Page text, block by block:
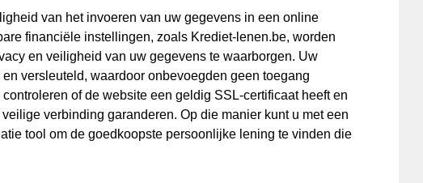
van het invoeren van uw gegevens in een online
financiële instellingen, zoals Krediet-lenen.be, worden
en veiligheid van uw gegevens te waarborgen. Uw
versleuteld, waardoor onbevoegden geen toegang
of de website een geldig SSL-certificaat heeft en
verbinding garanderen. Op die manier kunt u met een
tool om de goedkoopste persoonlijke lening te vinden die